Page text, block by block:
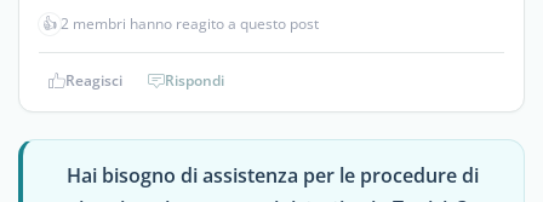
👍2 membri hanno reagito a questo post
Reagisci Rispondi
Hai bisogno di assistenza per le procedure di